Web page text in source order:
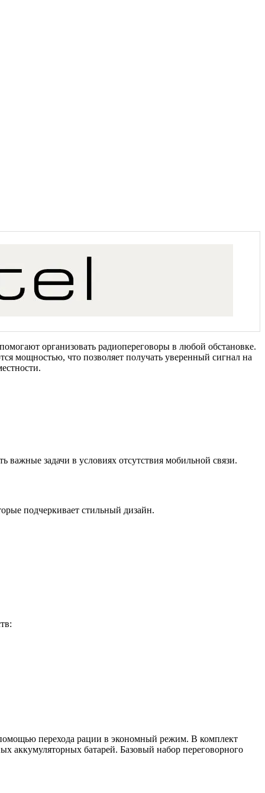
организовать радиопереговоры в любой обстановке.
мощностью, что позволяет получать уверенный сигнал на
задачи в условиях отсутствия мобильной связи.
подчеркивает стильный дизайн.
перехода рации в экономный режим. В комплект
аккумуляторных батарей. Базовый набор переговорного